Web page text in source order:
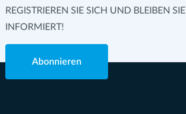
REGISTRIEREN SIE SICH UND BLEIBEN SIE
INFORMIERT!
Abonnieren